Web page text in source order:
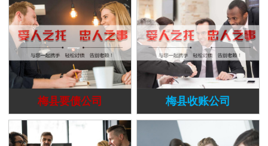
梅县要债公司 梅县收账公司